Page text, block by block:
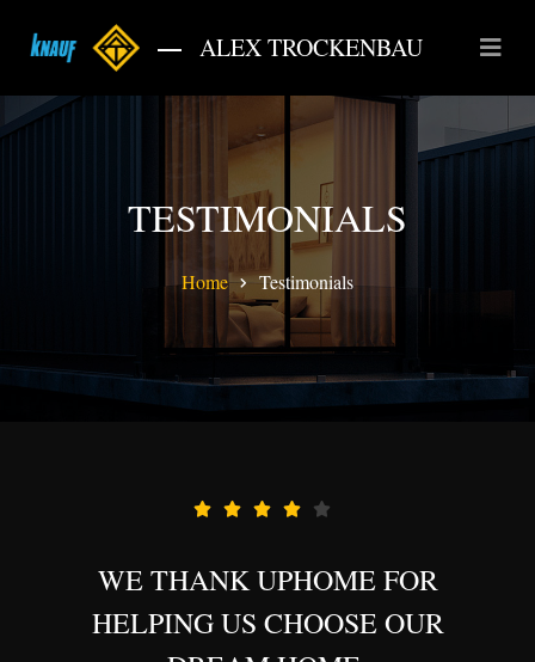
ALEX TROCKENBAU
TESTIMONIALS
Home Testimonials
    
WE THANK UPHOME FOR
HELPING US CHOOSE OUR